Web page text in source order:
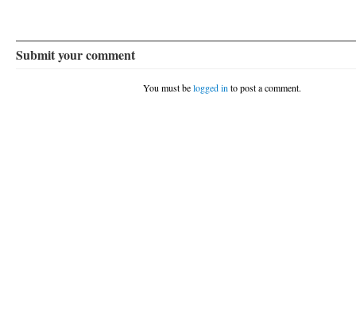
Submit your comment
You must belogged in to post a comment.